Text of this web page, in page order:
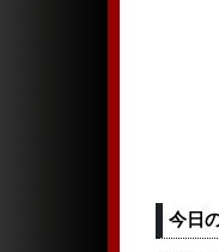
今日